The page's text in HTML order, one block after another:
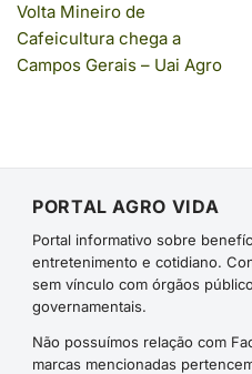
Volta Mineiro de
Cafeicultura chega a
Campos Gerais – Uai Agro
PORTAL AGRO VIDA
Portal informativo sobre
entretenimento e cotidiano.
sem vínculo com órgãos
governamentais.
Não possuímos relação com
marcas mencionadas